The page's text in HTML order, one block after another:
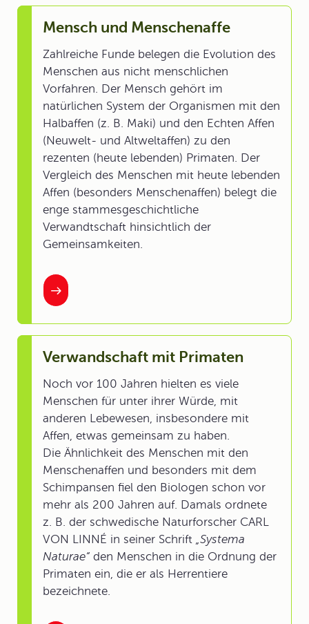
Mensch und Menschenaffe
Zahlreiche Funde belegen die Evolution des
Menschen aus nicht menschlichen
Vorfahren. Der Mensch gehört im
natürlichen System der Organismen mit den
Halbaffen (z. B. Maki) und den Echten Affen
(Neuwelt- und Altweltaffen) zu den
rezenten (heute lebenden) Primaten. Der
Vergleich des Menschen mit heute lebenden
Affen (besonders Menschenaffen) belegt die
enge stammesgeschichtliche
Verwandtschaft hinsichtlich der
Gemeinsamkeiten.
Verwandschaft mit Primaten
Noch vor 100 Jahren hielten es viele
Menschen für unter ihrer Würde, mit
anderen Lebewesen, insbesondere mit
Affen, etwas gemeinsam zu haben.
Die Ähnlichkeit des Menschen mit den
Menschenaffen und besonders mit dem
Schimpansen fiel den Biologen schon vor
mehr als 200 Jahren auf. Damals ordnete
z. B. der schwedische Naturforscher CARL
VON LINNÉ in seiner Schrift „Systema
Naturae“ den Menschen in die Ordnung der
Primaten ein, die er als Herrentiere
bezeichnete.